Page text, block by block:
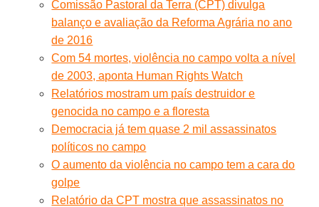
Comissão Pastoral da Terra (CPT) divulga
balanço e avaliação da Reforma Agrária no ano
de 2016
Com 54 mortes, violência no campo volta a nível
de 2003, aponta Human Rights Watch
Relatórios mostram um país destruidor e
genocida no campo e a floresta
Democracia já tem quase 2 mil assassinatos
políticos no campo
O aumento da violência no campo tem a cara do
golpe
Relatório da CPT mostra que assassinatos no